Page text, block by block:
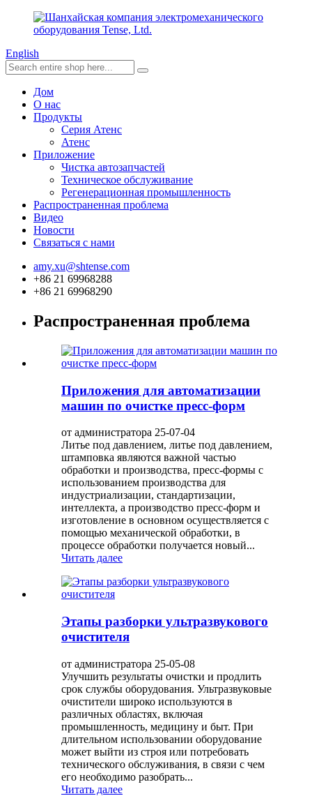
English
Дом
О нас
Продукты
Серия Атенс
Атенс
Приложение
Чистка автозапчастей
Техническое обслуживание
Регенерационная промышленность
Распространенная проблема
Видео
Новости
Связаться с нами
amy.xu@shtense.com
+86 21 69968288
+86 21 69968290
Распространенная проблема
Приложения для автоматизации
машин по очистке пресс-форм
от администратора 25-07-04
Литье под давлением, литье под давлением,
штамповка являются важной частью
обработки и производства, пресс-формы с
использованием производства для
индустриализации, стандартизации,
интеллекта, а производство пресс-форм и
изготовление в основном осуществляется с
помощью механической обработки, в
процессе обработки получается новый...
Читать далее
Этапы разборки ультразвукового
очистителя
от администратора 25-05-08
Улучшить результаты очистки и продлить
срок службы оборудования. Ультразвуковые
очистители широко используются в
различных областях, включая
промышленность, медицину и быт. При
длительном использовании оборудование
может выйти из строя или потребовать
технического обслуживания, в связи с чем
его необходимо разобрать...
Читать далее